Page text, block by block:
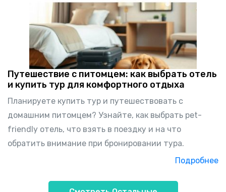
Путешествие с питомцем: как выбрать отель
и купить тур для комфортного отдыха
Планируете купить тур и путешествовать с
домашним питомцем? Узнайте, как выбрать pet-
friendly отель, что взять в поездку и на что
обратить внимание при бронировании тура.
Подробнее